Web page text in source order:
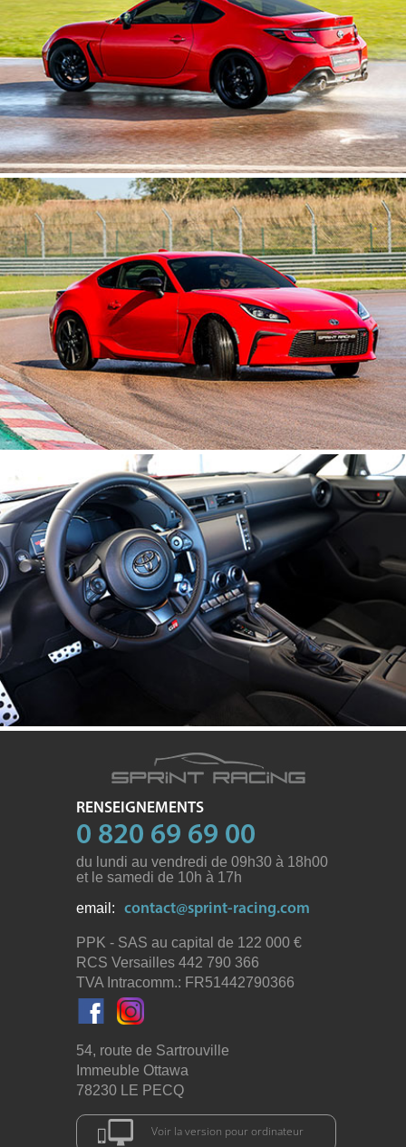
RENSEIGNEMENTS
0 820 69 69 00
du lundi au vendredi de 09h30 à 18h00
et le samedi de 10h à 17h
email:
contact@sprint-racing.com
PPK - SAS au capital de 122 000
RCS Versailles 442 790 366
TVA Intracomm.: FR51442790366
54, route de Sartrouville
Immeuble Ottawa
78230 LE PECQ
Voir la version pour ordinateur